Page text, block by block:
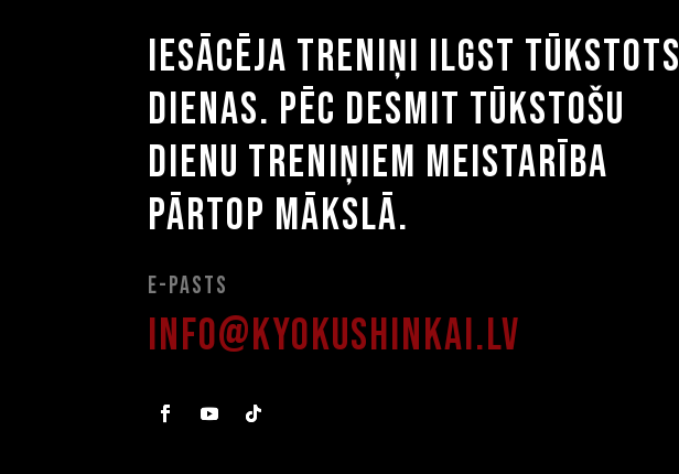
Iesācēja treniņi ilgst tūkstots
dienas. Pēc desmit tūkstošu
dienu treniņiem meistarība
pārtop mākslā.
E-pasts
info@kyokushinkai.lv